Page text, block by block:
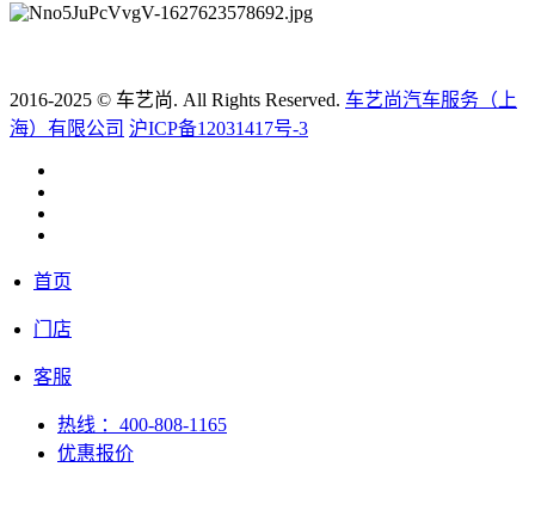
2016-2025 © 车艺尚. All Rights Reserved. 车艺尚汽车服务（上
海）有限公司 沪ICP备12031417号-3
首页
门店
客服
热线 ：400-808-1165
优惠报价